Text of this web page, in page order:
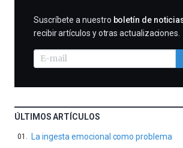
SUSCRIBIRME
Suscríbete a nuestro boletín de
recibir artículos y otras actualizaciones.
ÚLTIMOS ARTÍCULOS
La ingesta emocional como problema